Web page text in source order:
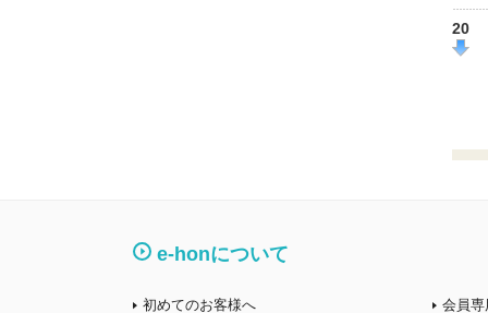
20
e-honについて
初めてのお客様へ 会員専